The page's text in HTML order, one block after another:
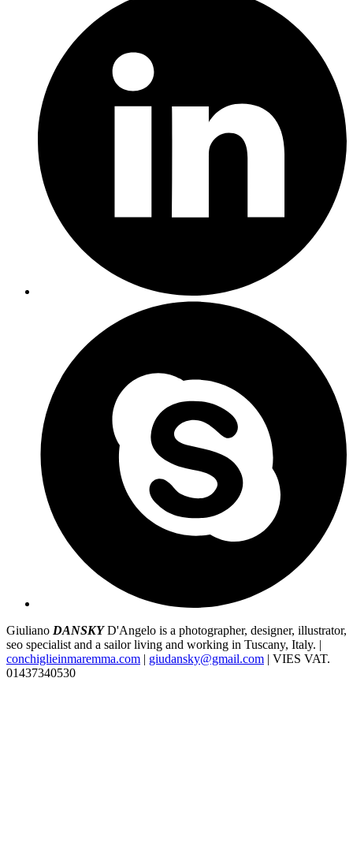
Giuliano DANSKY D'Angelo is a photographer, designer, illustrator,
seo specialist and a sailor living and working in Tuscany, Italy. |
conchiglieinmaremma.com | giudansky@gmail.com | VIES VAT.
01437340530